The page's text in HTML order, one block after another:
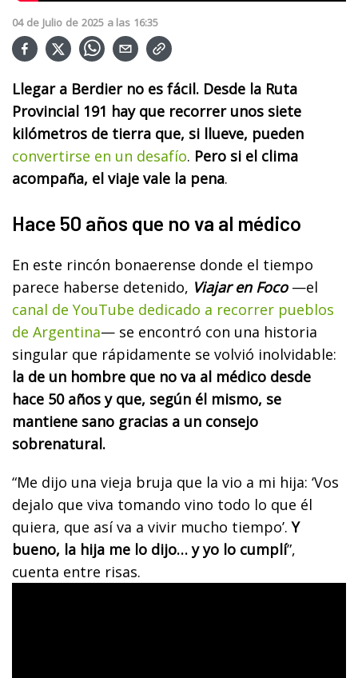
04 de Julio de 2025 a las 16:35
Llegar a Berdier no es fácil. Desde la Ruta
Provincial 191 hay que recorrer unos siete
kilómetros de tierra que, si llueve, pueden
convertirse en un desafío. Pero si el clima
acompaña, el viaje vale la pena.
Hace 50 años que no va al médico
En este rincón bonaerense donde el tiempo
parece haberse detenido, Viajar en Foco —el
canal de YouTube dedicado a recorrer pueblos
de Argentina— se encontró con una historia
singular que rápidamente se volvió inolvidable:
la de un hombre que no va al médico desde
hace 50 años y que, según él mismo, se
mantiene sano gracias a un consejo
sobrenatural.
“Me dijo una vieja bruja que la vio a mi hija: ‘Vos
dejalo que viva tomando vino todo lo que él
quiera, que así va a vivir mucho tiempo’.Y
bueno, la hija me lo dijo… y yo lo cumplí”,
cuenta entre risas.